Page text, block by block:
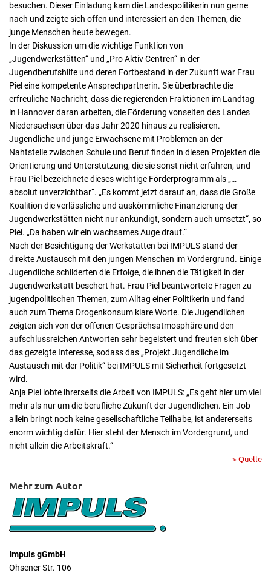
besuchen. Dieser Einladung kam die Landespolitikerin nun gerne
nach und zeigte sich offen und interessiert an den Themen, die
junge Menschen heute bewegen.
In der Diskussion um die wichtige Funktion von
„Jugendwerkstätten“ und „Pro Aktiv Centren“ in der
Jugendberufshilfe und deren Fortbestand in der Zukunft war Frau
Piel eine kompetente Ansprechpartnerin. Sie überbrachte die
erfreuliche Nachricht, dass die regierenden Fraktionen im Landtag
in Hannover daran arbeiten, die Förderung vonseiten des Landes
Niedersachsen über das Jahr 2020 hinaus zu realisieren.
Jugendliche und junge Erwachsene mit Problemen an der
Nahtstelle zwischen Schule und Beruf finden in diesen Projekten die
Orientierung und Unterstützung, die sie sonst nicht erfahren, und
Frau Piel bezeichnete dieses wichtige Förderprogramm als „…
absolut unverzichtbar“. „Es kommt jetzt darauf an, dass die Große
Koalition die verlässliche und auskömmliche Finanzierung der
Jugendwerkstätten nicht nur ankündigt, sondern auch umsetzt“, so
Piel. „Da haben wir ein wachsames Auge drauf.“
Nach der Besichtigung der Werkstätten bei IMPULS stand der
direkte Austausch mit den jungen Menschen im Vordergrund. Einige
Jugendliche schilderten die Erfolge, die ihnen die Tätigkeit in der
Jugendwerkstatt beschert hat. Frau Piel beantwortete Fragen zu
jugendpolitischen Themen, zum Alltag einer Politikerin und fand
auch zum Thema Drogenkonsum klare Worte. Die Jugendlichen
zeigten sich von der offenen Gesprächsatmosphäre und den
aufschlussreichen Antworten sehr begeistert und freuten sich über
das gezeigte Interesse, sodass das „Projekt Jugendliche im
Austausch mit der Politik“ bei IMPULS mit Sicherheit fortgesetzt
wird.
Anja Piel lobte ihrerseits die Arbeit von IMPULS: „Es geht hier um viel
mehr als nur um die berufliche Zukunft der Jugendlichen. Ein Job
allein bringt noch keine gesellschaftliche Teilhabe, ist andererseits
enorm wichtig dafür. Hier steht der Mensch im Vordergrund, und
nicht allein die Arbeitskraft.“
> Quelle
Mehr zum Autor
Impuls gGmbH
Ohsener Str. 106